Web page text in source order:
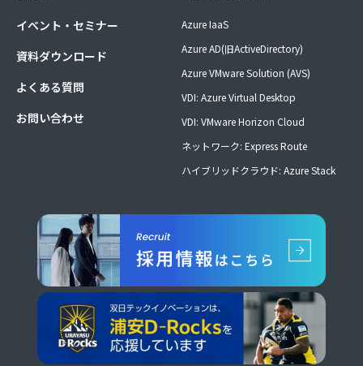
イベント・セミナー
資料ダウンロード
よくある質問
お問い合わせ
Azure IaaS
Azure AD(旧ActiveDirectory)
Azure VMware Solution (AVS)
VDI: Azure Virtual Desktop
VDI: VMware Horizon Cloud
ネットワーク: Express Route
ハイブリッドクラウド: Azure Stack